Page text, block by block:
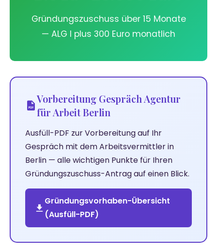
Gründungszuschuss über 15 Monate
— ALG I plus 300 Euro monatlich
Vorbereitung Gespräch Agentur
für Arbeit Berlin
Ausfüll-PDF zur Vorbereitung auf Ihr
Gespräch mit dem Arbeitsvermittler in
Berlin — alle wichtigen Punkte für Ihren
Gründungszuschuss-Antrag auf einen Blick.
Gründungsvorhaben-Übersicht
(Ausfüll-PDF)